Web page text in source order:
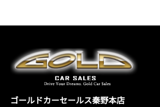
ゴールドカーセールス秦野本店